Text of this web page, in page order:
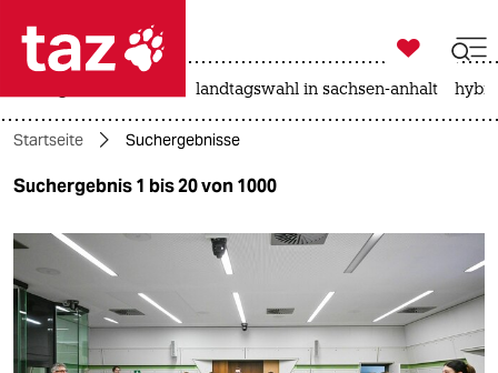
 taz zahl ich
taz zahl ich
themen
politik
öko
gesellschaft

taz zahl ich
landtagswahl in sachsen-anhalt
Startseite Suchergebnisse
Suchergebnis 1 bis 20 von 1000